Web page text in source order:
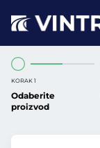
KORAK 1
Odaberite
proizvod